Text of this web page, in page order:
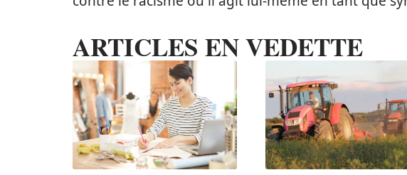
ARTICLES EN VEDETTE